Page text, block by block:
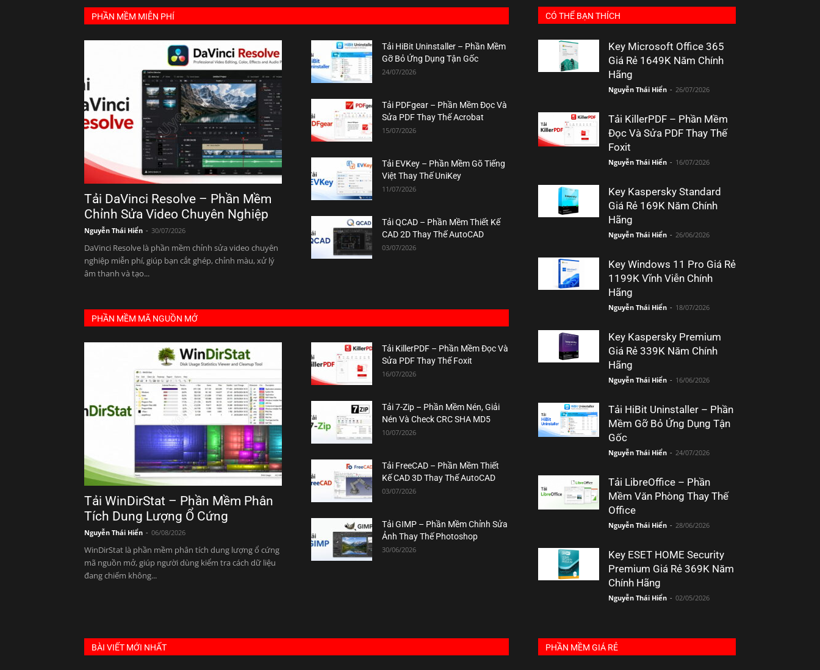
PHẦN MỀM MIỄN PHÍ
Tải DaVinci Resolve – Phần Mềm
Chỉnh Sửa Video Chuyên Nghiệp
Nguyễn Thái Hiển - 30/07/2026
DaVinci Resolve là phần mềm chỉnh sửa video chuyên
nghiệp miễn phí, giúp bạn cắt ghép, chỉnh màu, xử lý
âm thanh và tạo...
Tải HiBit Uninstaller – Phần Mềm
Gỡ Bỏ Ứng Dụng Tận Gốc
24/07/2026
Tải PDFgear – Phần Mềm Đọc Và
Sửa PDF Thay Thế Acrobat
15/07/2026
Tải EVKey – Phần Mềm Gõ Tiếng
Việt Thay Thế UniKey
11/07/2026
Tải QCAD – Phần Mềm Thiết Kế
CAD 2D Thay Thế AutoCAD
03/07/2026
PHẦN MỀM MÃ NGUỒN MỞ
Tải WinDirStat – Phần Mềm Phân
Tích Dung Lượng Ổ Cứng
Nguyễn Thái Hiển - 06/08/2026
WinDirStat là phần mềm phân tích dung lượng ổ cứng
mã nguồn mở, giúp người dùng kiểm tra cách dữ liệu
đang chiếm không...
Tải KillerPDF – Phần Mềm Đọc Và
Sửa PDF Thay Thế Foxit
16/07/2026
Tải 7-Zip – Phần Mềm Nén, Giải
Nén Và Check CRC SHA MD5
10/07/2026
Tải FreeCAD – Phần Mềm Thiết
Kế CAD 3D Thay Thế AutoCAD
03/07/2026
Tải GIMP – Phần Mềm Chỉnh Sửa
Ảnh Thay Thế Photoshop
30/06/2026
CÓ THỂ BẠN THÍCH
Key Microsoft Office 365
Giá Rẻ 1649K Năm Chính
Hãng
Nguyễn Thái Hiển - 26/07/2026
Tải KillerPDF – Phần Mềm
Đọc Và Sửa PDF Thay Thế
Foxit
Nguyễn Thái Hiển - 16/07/2026
Key Kaspersky Standard
Giá Rẻ 169K Năm Chính
Hãng
Nguyễn Thái Hiển - 26/06/2026
Key Windows 11 Pro Giá Rẻ
1199K Vĩnh Viễn Chính
Hãng
Nguyễn Thái Hiển - 18/07/2026
Key Kaspersky Premium
Giá Rẻ 339K Năm Chính
Hãng
Nguyễn Thái Hiển - 16/06/2026
Tải HiBit Uninstaller – Phần
Mềm Gỡ Bỏ Ứng Dụng Tận
Gốc
Nguyễn Thái Hiển - 24/07/2026
Tải LibreOffice – Phần
Mềm Văn Phòng Thay Thế
Office
Nguyễn Thái Hiển - 28/06/2026
Key ESET HOME Security
Premium Giá Rẻ 369K Năm
Chính Hãng
Nguyễn Thái Hiển - 02/05/2026
BÀI VIẾT MỚI NHẤT PHẦN MỀM GIÁ RẺ